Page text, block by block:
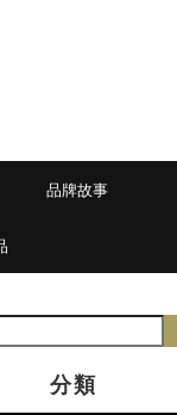
品牌故事
分類